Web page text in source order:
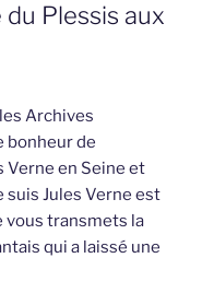
Plessis aux
Archives
bonheur de
Verne en Seine et
suis Jules Verne est
vous transmets la
qui a laissé une